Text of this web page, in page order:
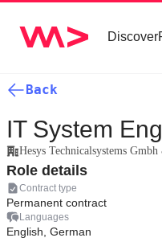
Discover
Back
IT System
Hesys Technicalsystems
Role details
Contract type
Permanent contract
Languages
English, German